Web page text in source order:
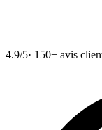
4.9/5· 150+ avis